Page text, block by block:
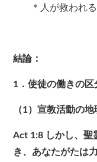
＊人が救われ
結論：
1．使徒の働きの区
（1）宣教活動の
Act 1:8 しかし、聖
き、あなたがたは